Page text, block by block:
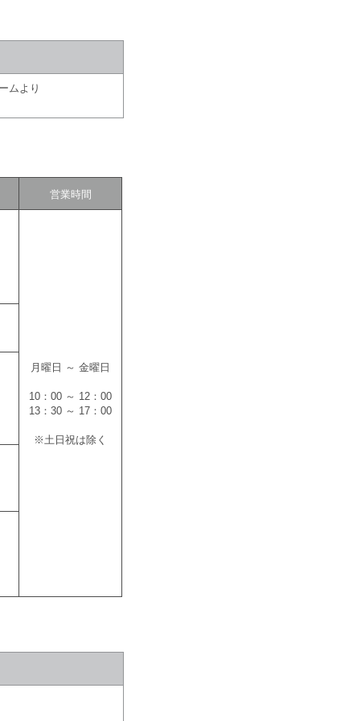
ムより
営業時間
月曜日 ～ 金曜日
10：00 ～ 12：00
13：30 ～ 17：00
※土日祝は除く